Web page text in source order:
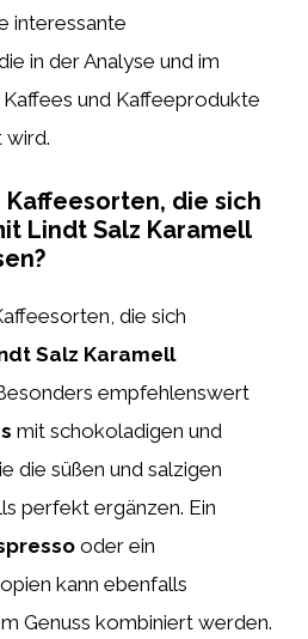
interessante
die in der Analyse und im
und Kaffeeprodukte
wird.
die sich
Lindt Salz Karamell
die sich
Salz Karamell
empfehlenswert
mit schokoladigen und
die süßen und salzigen
perfekt ergänzen. Ein
oder ein
kann ebenfalls
Genuss kombiniert werden.